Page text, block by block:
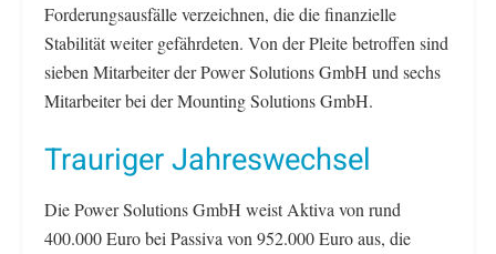
Forderungsausfälle verzeichnen, die die finanzielle
Stabilität weiter gefährdeten. Von der Pleite betroffen sind
sieben Mitarbeiter der Power Solutions GmbH und sechs
Mitarbeiter bei der Mounting Solutions GmbH.
Trauriger Jahreswechsel
Die Power Solutions GmbH weist Aktiva von rund
400.000 Euro bei Passiva von 952.000 Euro aus, die